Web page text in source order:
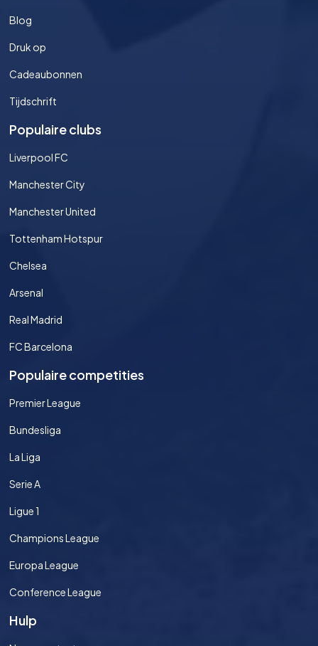
Blog
Druk op
Cadeaubonnen
Tijdschrift
Populaire clubs
Liverpool FC
Manchester City
Manchester United
Tottenham Hotspur
Chelsea
Arsenal
Real Madrid
FC Barcelona
Populaire competities
Premier League
Bundesliga
La Liga
Serie A
Ligue 1
Champions League
Europa League
Conference League
Hulp